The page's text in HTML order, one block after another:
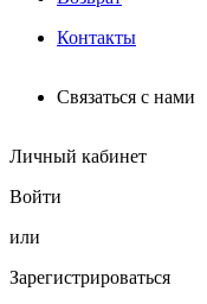
Контакты
Связаться с нами
Личный кабинет
Войти
или
Зарегистрироваться